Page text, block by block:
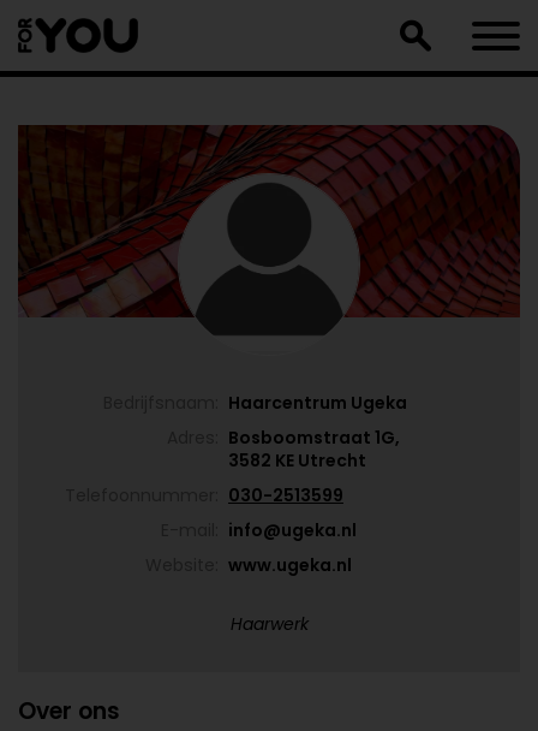
naar
artikel
Haarcentrum Ugeka
Bosboomstraat 1G,
3582 KE Utrecht
030-2513599
info@ugeka.nl
www.ugeka.nl
Haarwerk
Over ons